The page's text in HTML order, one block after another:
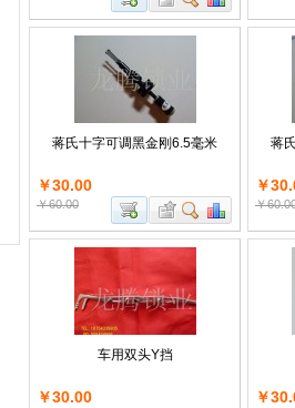
蒋氏十字可调黑金刚6.5毫米
￥30.00
￥60.00
蒋
￥
￥
车用双头Y挡
￥30.00 ￥